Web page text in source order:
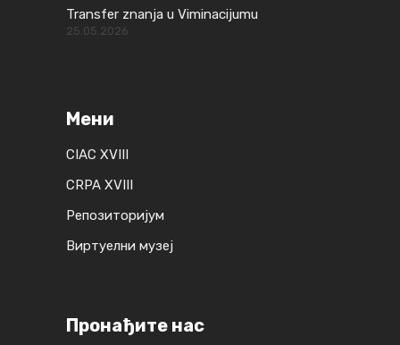
Transfer znanja u Viminacijumu
25.05.2026
Мени
CIAC XVIII
CRPA XVIII
Репозиторијум
Виртуелни музеј
Пронађите нас